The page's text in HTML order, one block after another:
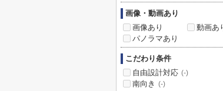
画像・動画あり
画像あり
動画あ
パノラマあり
こだわり条件
自由設計対応 (-)
南向き (-)